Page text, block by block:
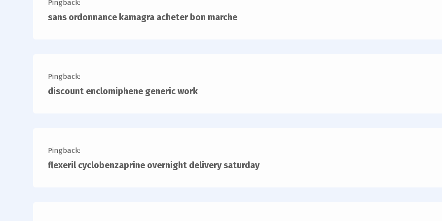
Pingback:
sans ordonnance kamagra acheter bon marche
Pingback:
discount enclomiphene generic work
Pingback:
flexeril cyclobenzaprine overnight delivery saturday